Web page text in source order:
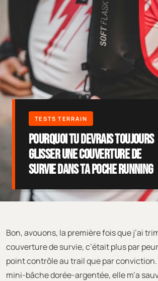
Pourquoi tu devrais toujours
glisser une couverture de
survie dans ta poche running
Bon, avouons, la première fois que j’ai
couverture de survie, c’était plus par
point contrôle au trail que par
mini-bâche dorée-argentée, elle m’a